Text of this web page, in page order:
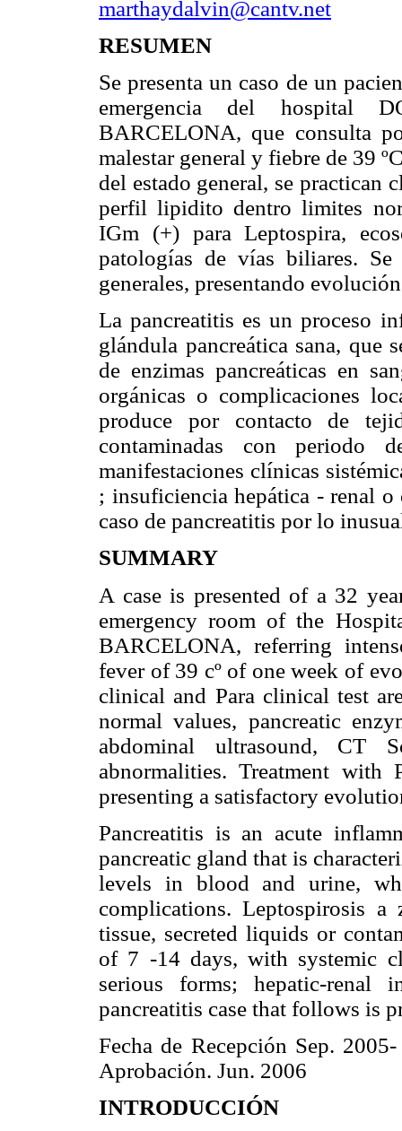
marthaydalvin@cantv.net
RESUMEN
Se presenta un caso de un
emergencia del hospital
BARCELONA, que consulta
malestar general y fiebre de 39
del estado general, se practican
perfil lipidito dentro limites
IGm (+) para Leptospira,
patologías de vías biliares.
generales, presentando
La pancreatitis es un proceso
glándula pancreática sana, que
de enzimas pancreáticas en
orgánicas o complicaciones
produce por contacto de
contaminadas con
manifestaciones clínicas
; insuficiencia hepática - renal o
caso de pancreatitis por lo
SUMMARY
A case is presented of a 32
emergency room of the
BARCELONA, referring
fever of 39 cº of one week of
clinical and Para clinical test
normal values, pancreatic
abdominal ultrasound, CT
abnormalities. Treatment with
presenting a satisfactory
Pancreatitis is an acute
pancreatic gland that is
levels in blood and urine,
complications. Leptospirosis
tissue, secreted liquids or
of 7 -14 days, with systemic
serious forms; hepatic-renal
pancreatitis case that follows is
Fecha de Recepción Sep.
Aprobación. Jun. 2006
INTRODUCCIÓN